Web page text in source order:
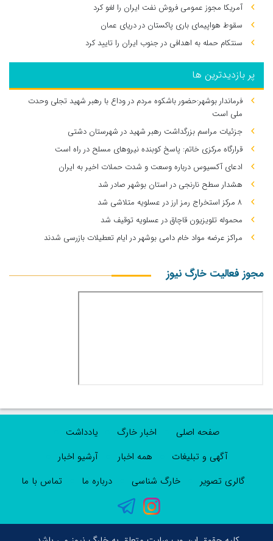
آمریکا مجوز عمومی فروش نفت ایران را لغو کرد
سقوط هواپیمای باری پاکستان در دریای عمان
سنتکام حمله به اهدافی در جنوب ایران را تایید کرد
پر بازدیدترین ها
فرماندار بوشهر:حضور باشکوه مردم در وداع با رهبر شهید تجلی وحدت
ملی است
جزئیات مراسم بزرگداشت رهبر شهید در شهرستان دشتی
قرارگاه مرکزی خاتم: پاسخ کوبنده نیروهای مسلح در راه است
ادعای آکسیوس درباره وسعت و شدت حملات اخیر به ایران
هشدار سطح نارنجی در استان بوشهر صادر شد
۸ مرکز استخراج رمز ارز در عسلویه متلاشی شد
محموله تلویزیون قاچاق در عسلویه توقیف شد
مراکز عرضه مواد خام دامی بوشهر در ایام تعطیلات بازرسی شدند
مجوز فعالیت خارگ نیوز
صفحه اصلی اخبار خارگ
یادداشت
آگهی و تبلیغات
همه اخبار
آرشیو اخبار
گالری تصویر
خارگ شناسی درباره ما تماس با ما